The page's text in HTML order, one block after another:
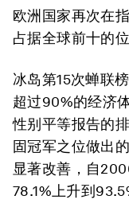
欧洲国家再次在
占据全球前十的位
冰岛第15次蝉联
超过90%的经济
性别平等报告的
固冠军之位做出
显著改善，自
78.1%上升到